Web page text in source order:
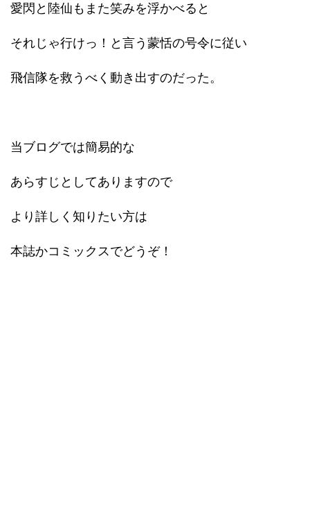
愛閃と陸仙もまた笑みを浮かべると
それじゃ行けっ！と言う蒙恬の号令に従い
飛信隊を救うべく動き出すのだった。
当ブログでは簡易的な
あらすじとしてありますので
より詳しく知りたい方は
本誌かコミックスでどうぞ！